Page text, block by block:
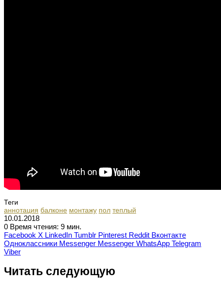
Теги
аннотация балконе монтажу пол теплый
10.01.2018
0 Время чтения: 9 мин.
Facebook X LinkedIn Tumblr Pinterest Reddit Вконтакте
Одноклассники Messenger Messenger WhatsApp Telegram
Viber
Читать следующую